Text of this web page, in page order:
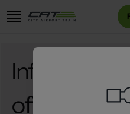
offerte